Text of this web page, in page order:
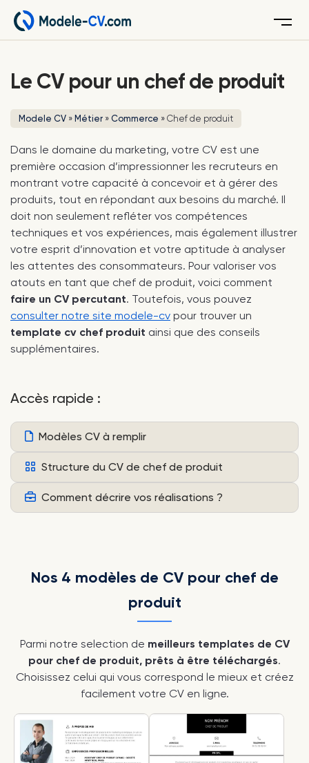
Menu
Le CV pour un chef de produit
Modele CV » Métier » Commerce » Chef de produit
Dans le domaine du marketing, votre CV est une
première occasion d’impressionner les recruteurs en
montrant votre capacité à concevoir et à gérer des
produits, tout en répondant aux besoins du marché. Il
doit non seulement refléter vos compétences
techniques et vos expériences, mais également illustrer
votre esprit d’innovation et votre aptitude à analyser
les attentes des consommateurs. Pour valoriser vos
atouts en tant que chef de produit, voici comment
faire un CV percutant. Toutefois, vous pouvez
consulter notre site modele-cv pour trouver un
template cv chef produit ainsi que des conseils
supplémentaires.
Accès rapide :
Modèles CV à remplir
Structure du CV de chef de produit
Comment décrire vos réalisations ?
Nos 4 modèles de CV pour chef de
produit
Parmi notre selection de meilleurs templates de CV
pour chef de produit, prêts à être téléchargés.
Choisissez celui qui vous correspond le mieux et créez
facilement votre CV en ligne.